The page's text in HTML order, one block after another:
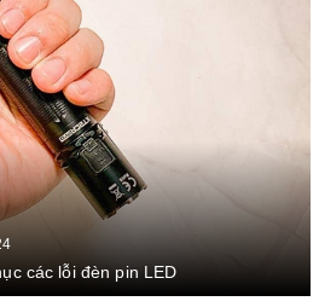
các lỗi đèn pin LED